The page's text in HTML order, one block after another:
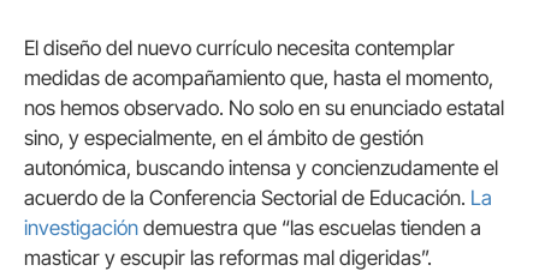
El diseño del nuevo currículo necesita contemplar
medidas de acompañamiento que, hasta el momento,
nos hemos observado. No solo en su enunciado estatal
sino, y especialmente, en el ámbito de gestión
autonómica, buscando intensa y concienzudamente el
acuerdo de la Conferencia Sectorial de Educación. La
investigación demuestra que “las escuelas tienden a
masticar y escupir las reformas mal digeridas”.